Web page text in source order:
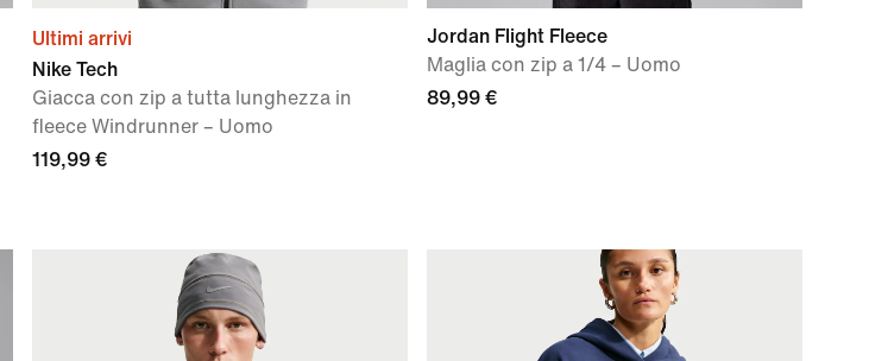
Ultimi arrivi
Nike Tech
Giacca con zip a tutta lunghezza in
fleece Windrunner – Uomo
119,99 €
Jordan Flight Fleece
Maglia con zip a 1/4 – Uomo
89,99 €